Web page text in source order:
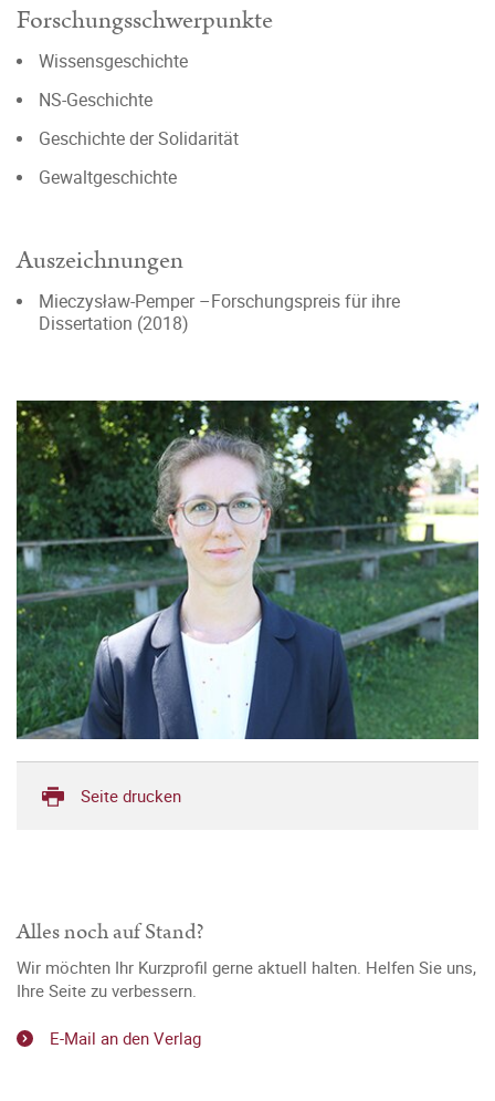
Forschungsschwerpunkte
Wissensgeschichte
NS-Geschichte
Geschichte der Solidarität
Gewaltgeschichte
Auszeichnungen
Mieczysław-Pemper –Forschungspreis für ihre
Dissertation (2018)
Seite drucken
Alles noch auf Stand?
Wir möchten Ihr Kurzprofil gerne aktuell halten. Helfen Sie uns,
Ihre Seite zu verbessern.
E-Mail an den Verlag